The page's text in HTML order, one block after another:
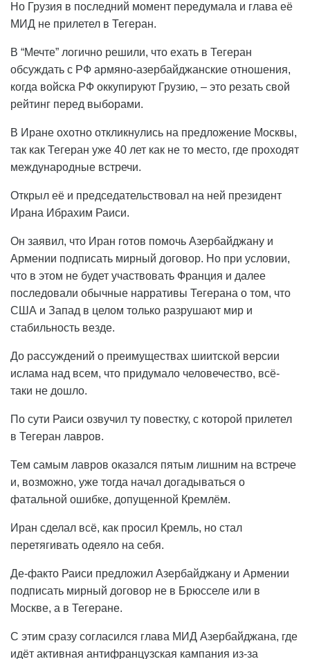
Но Грузия в последний момент передумала и глава её
МИД не прилетел в Тегеран.
В “Мечте” логично решили, что ехать в Тегеран
обсуждать с РФ армяно-азербайджанские отношения,
когда войска РФ оккупируют Грузию, – это резать свой
рейтинг перед выборами.
В Иране охотно откликнулись на предложение Москвы,
так как Тегеран уже 40 лет как не то место, где проходят
международные встречи.
Открыл её и председательствовал на ней президент
Ирана Ибрахим Раиси.
Он заявил, что Иран готов помочь Азербайджану и
Армении подписать мирный договор. Но при условии,
что в этом не будет участвовать Франция и далее
последовали обычные нарративы Тегерана о том, что
США и Запад в целом только разрушают мир и
стабильность везде.
До рассуждений о преимуществах шиитской версии
ислама над всем, что придумало человечество, всё-
таки не дошло.
По сути Раиси озвучил ту повестку, с которой прилетел
в Тегеран лавров.
Тем самым лавров оказался пятым лишним на встрече
и, возможно, уже тогда начал догадываться о
фатальной ошибке, допущенной Кремлём.
Иран сделал всё, как просил Кремль, но стал
перетягивать одеяло на себя.
Де-факто Раиси предложил Азербайджану и Армении
подписать мирный договор не в Брюсселе или в
Москве, а в Тегеране.
С этим сразу согласился глава МИД Азербайджана, где
идёт активная антифранцузская кампания из-за